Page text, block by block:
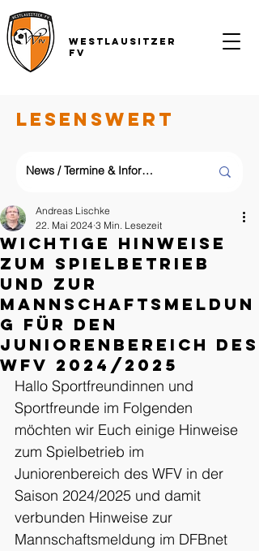
Westlausitzer
FV
LESENSWERT
Wichtige Hinweise
zum Spielbetrieb
und zur
Mannschaftsmeldun
g für den
Juniorenbereich des
WFV 2024/2025
Andreas Lischke
22. Mai 2024 3 Min. Lesezeit
Hallo Sportfreundinnen und
Sportfreunde im Folgenden
möchten wir Euch einige Hinweise
zum Spielbetrieb im
Juniorenbereich des WFV in der
Saison 2024/2025 und damit
verbunden Hinweise zur
Mannschaftsmeldung im DFBnet